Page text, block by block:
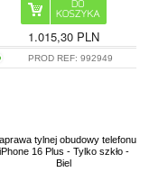
1.015,30 PLN
PROD REF:992949
tylnej obudowy telefonu
iPhone 16 Plus - Tylko szkło -
Biel